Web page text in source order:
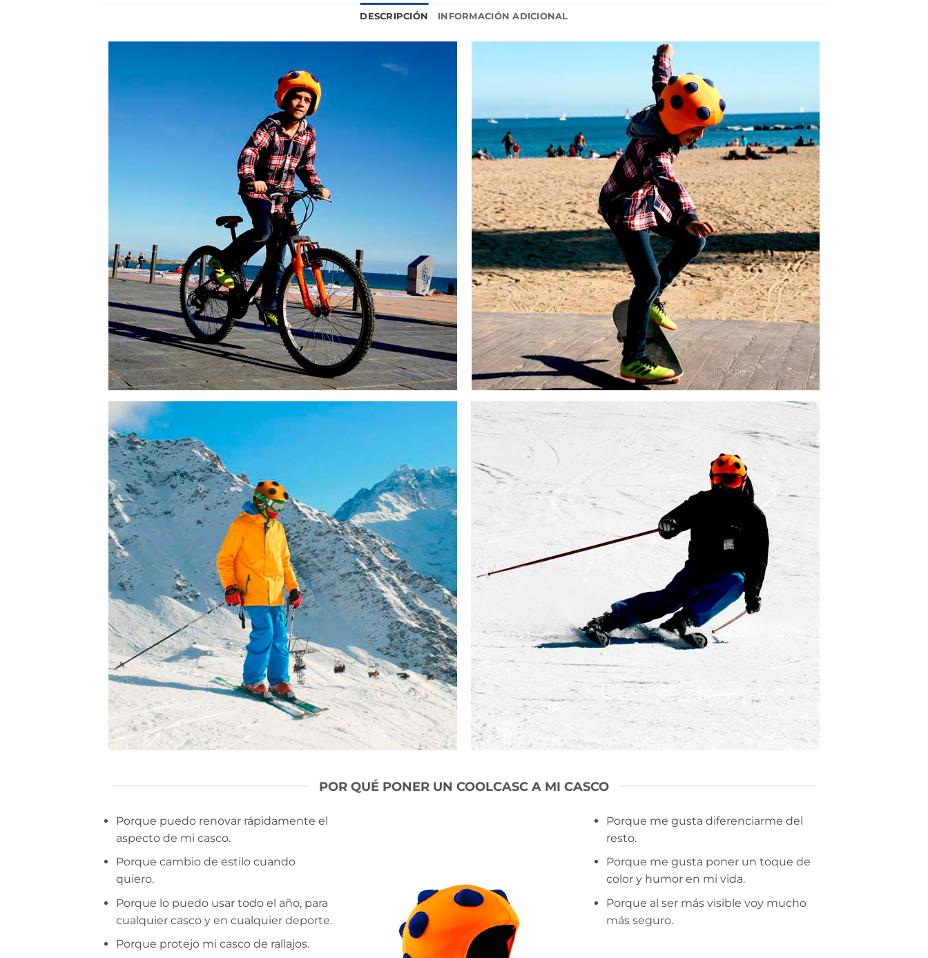
DESCRIPCIÓN INFORMACIÓN ADICIONAL
POR QUÉ PONER UN COOLCASC A MI CASCO
Porque puedo renovar rápidamente el
aspecto de mi casco.
Porque cambio de estilo cuando
quiero.
Porque lo puedo usar todo el año, para
cualquier casco y en cualquier deporte.
Porque protejo mi casco de rallajos.
Porque me gusta diferenciarme del
resto.
Porque me gusta poner un toque de
color y humor en mi vida.
Porque al ser más visible voy mucho
más seguro.